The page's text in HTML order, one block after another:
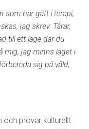
som har gått i terapi,
jag skrev: Tårar,
till ett läge där du
mig, jag minns läget i
sig på våld,
och provar kulturellt